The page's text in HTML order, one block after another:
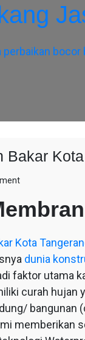
perbaikan bocor
Bakar
on
Jasa
Membran
Kota
Tangerang
Kota
dunia
faktor utama
curah hujan
bangunan
memberikan